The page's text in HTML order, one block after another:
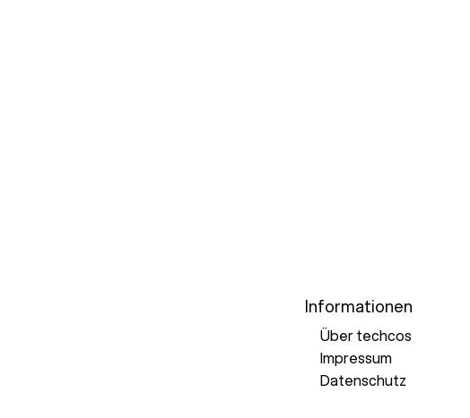
Informationen
Über techcos
Impressum
Datenschutz